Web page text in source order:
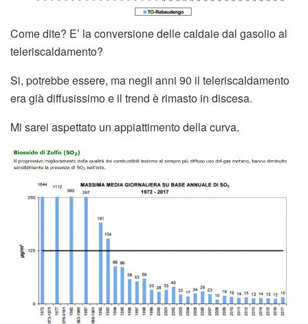
Come dite? E’ la conversione delle caldaie dal gasolio al
teleriscaldamento?
Si, potrebbe essere, ma negli anni 90 il teleriscaldamento
era già diffusissimo e il trend è rimasto in discesa.
Mi sarei aspettato un appiattimento della curva.